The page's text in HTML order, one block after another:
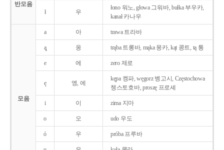
반모음
ł 우
łono 워노, głowa 그워바, bułka 부우카,
kanał 카나우
모음
a 아 trawa 트라바
ą̨ 옹 trąba 트롱바, mąka 몽카, kąt 콩트, tą 통
e 에 zero 제로
ę 엥, 에
kępa 켕파, węgorz 벵고시, Częstochowa
쳉스토호바, proszę 프로셰
i 이 zima 지마
o 오 udo 우도
ó 우 próba 프루바